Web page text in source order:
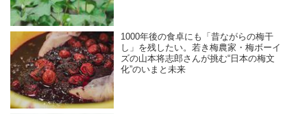
1000年後の食卓にも「昔ながらの梅干
し」を残したい。若き梅農家・梅ボーイ
ズの山本将志郎さんが挑む“日本の梅文
化”のいまと未来